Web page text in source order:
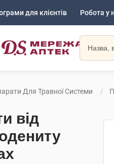
для клієнтів Робота у
Для Травної Системи
від